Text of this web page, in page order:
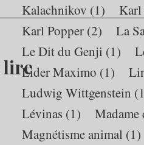
lire
Kalachnikov (1)
Karl Popper (2) La
Le Dit du Genji (1)
Lider Maximo (1)
Ludwig Wittgenstein
Lévinas (1) Madame
Magnétisme animal (1)